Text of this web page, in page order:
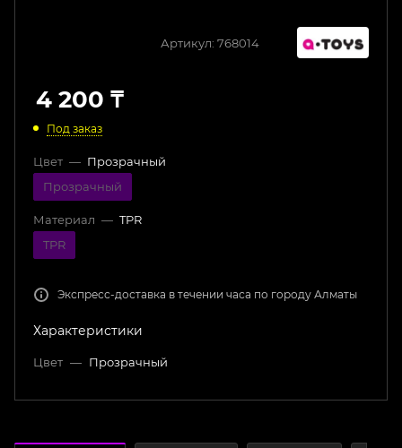
Артикул: 768014
4 200 ₸
Под заказ
Цвет — Прозрачный
Прозрачный
Материал — TPR
TPR
Экспресс-доставка в течении часа по городу Алматы
Характеристики
Цвет — Прозрачный